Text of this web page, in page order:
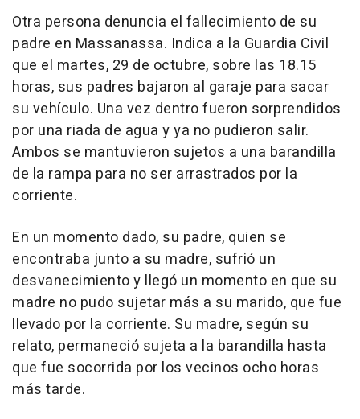
Otra persona denuncia el fallecimiento de su
padre en Massanassa. Indica a la Guardia Civil
que el martes, 29 de octubre, sobre las 18.15
horas, sus padres bajaron al garaje para sacar
su vehículo. Una vez dentro fueron sorprendidos
por una riada de agua y ya no pudieron salir.
Ambos se mantuvieron sujetos a una barandilla
de la rampa para no ser arrastrados por la
corriente.
En un momento dado, su padre, quien se
encontraba junto a su madre, sufrió un
desvanecimiento y llegó un momento en que su
madre no pudo sujetar más a su marido, que fue
llevado por la corriente. Su madre, según su
relato, permaneció sujeta a la barandilla hasta
que fue socorrida por los vecinos ocho horas
más tarde.